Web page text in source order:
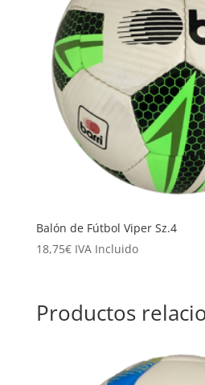
Balón de Fútbol Viper Sz.4
18,75€ IVA Incluido
Productos